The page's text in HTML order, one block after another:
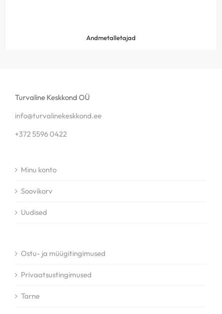
Andmetalletajad
Turvaline Keskkond OÜ
info@turvalinekeskkond.ee
+372 5596 0422
Minu konto
Soovikorv
Uudised
Ostu- ja müügitingimused
Privaatsustingimused
Tarne